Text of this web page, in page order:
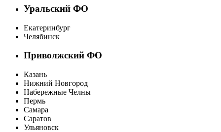
Уральский ФО
Екатеринбург
Челябинск
Приволжский ФО
Казань
Нижний Новгород
Набережные Челны
Пермь
Самара
Саратов
Ульяновск